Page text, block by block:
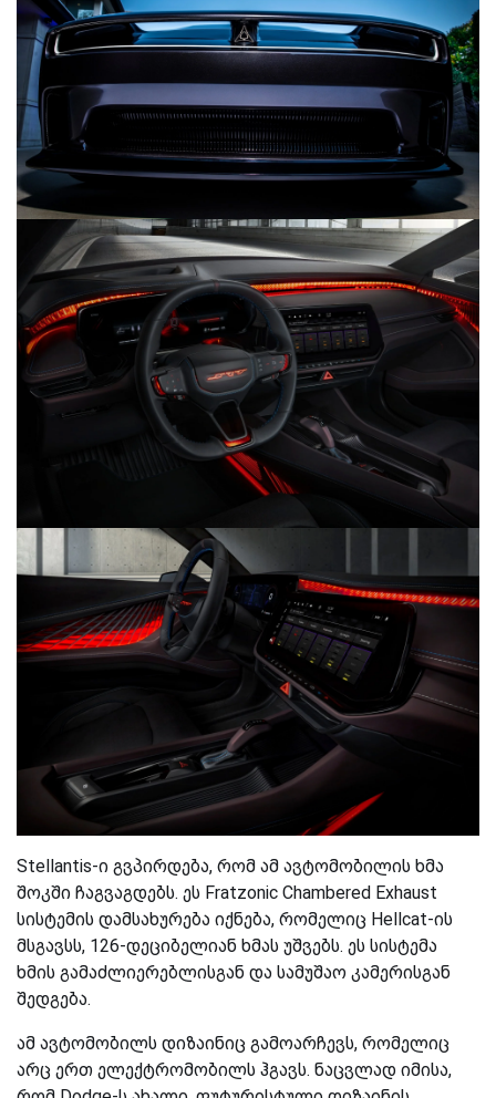
Stellantis-ი გვპირდება, რომ ამ ავტომობილის ხმა
შოკში ჩაგვაგდებს. ეს Fratzonic Chambered Exhaust
სისტემის დამსახურება იქნება, რომელიც Hellcat-ის
მსგავსს, 126-დეციბელიან ხმას უშვებს. ეს სისტემა
ხმის გამაძლიერებლისგან და სამუშაო კამერისგან
შედგება.
ამ ავტომობილს დიზაინიც გამოარჩევს, რომელიც
არც ერთ ელექტრომობილს ჰგავს. ნაცვლად იმისა,